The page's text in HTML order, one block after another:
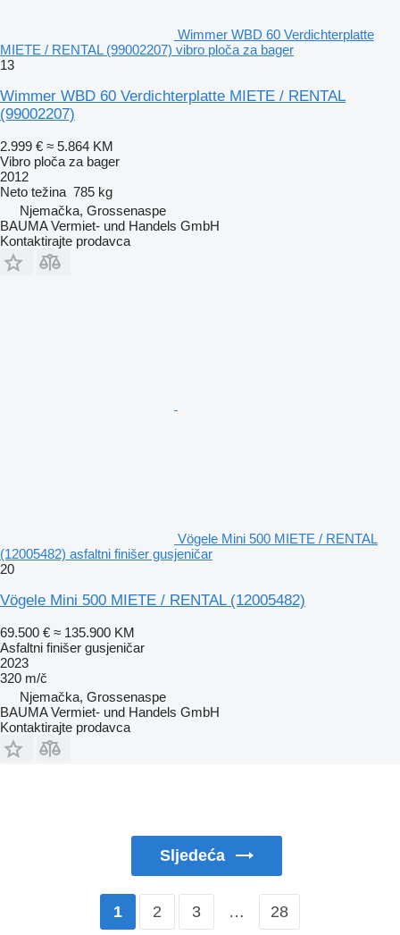
Wimmer WBD 60 Verdichterplatte
MIETE / RENTAL (99002207) vibro ploča za bager
13
Wimmer WBD 60 Verdichterplatte MIETE / RENTAL
(99002207)
2.999 € ≈ 5.864 KM
Vibro ploča za bager
2012
Neto težina 785 kg
Njemačka, Grossenaspe
BAUMA Vermiet- und Handels GmbH
Kontaktirajte prodavca
Vögele Mini 500 MIETE / RENTAL
(12005482) asfaltni finišer gusjeničar
20
Vögele Mini 500 MIETE / RENTAL (12005482)
69.500 € ≈ 135.900 KM
Asfaltni finišer gusjeničar
2023
320 m/č
Njemačka, Grossenaspe
BAUMA Vermiet- und Handels GmbH
Kontaktirajte prodavca
Sljedeća
1 2 3 … 28